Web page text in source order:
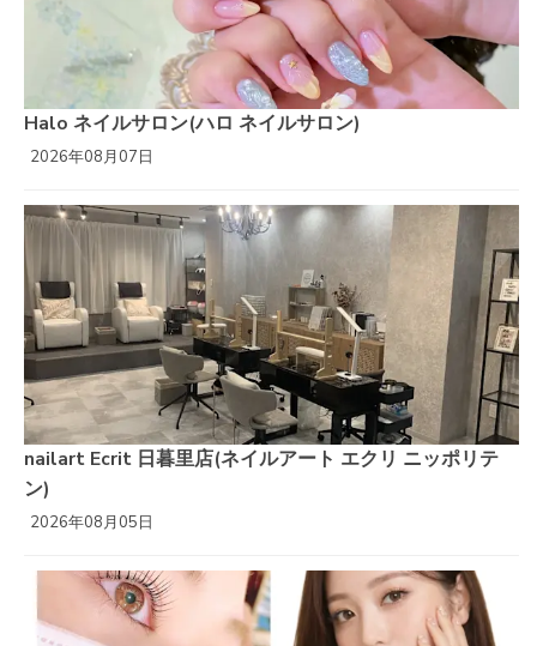
Halo ネイルサロン(ハロ ネイルサロン)
2026年08月07日
nailart Ecrit 日暮里店(ネイルアート エクリ ニッポリテ
ン)
2026年08月05日